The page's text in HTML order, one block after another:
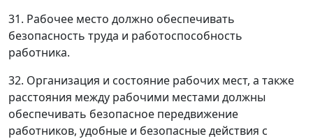
31. Рабочее место должно обеспечивать
безопасность труда и работоспособность
работника.
32. Организация и состояние рабочих мест, а также
расстояния между рабочими местами должны
обеспечивать безопасное передвижение
работников, удобные и безопасные действия с